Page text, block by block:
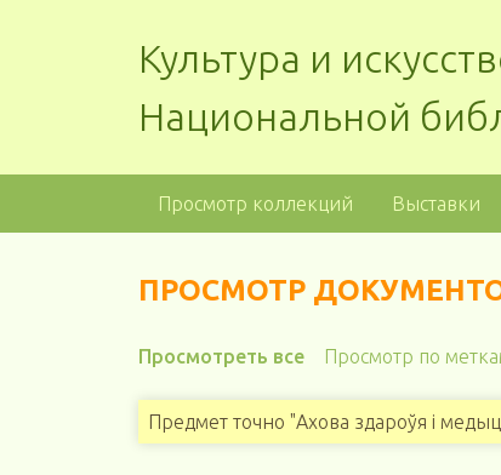
Культура и
Национальной
Просмотр коллекций Выставки
ПРОСМОТР
Просмотреть все Просмотр по
Предмет точно "Ахова здароўя і